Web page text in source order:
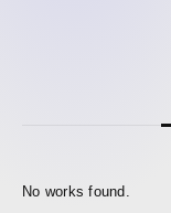
No works found.